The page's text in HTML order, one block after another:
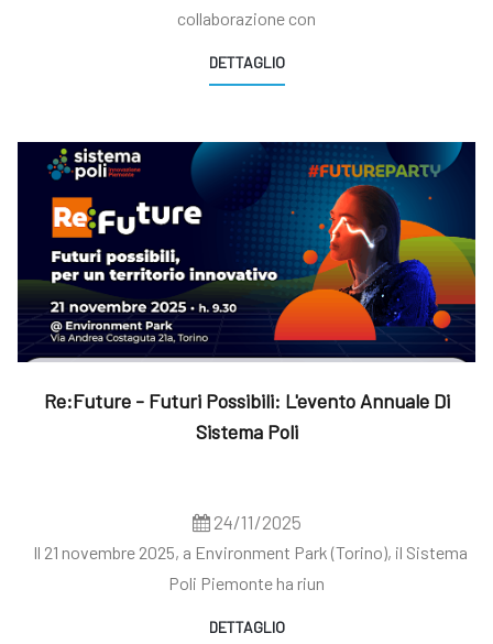
collaborazione con
DETTAGLIO
Re:Future - Futuri Possibili: L'evento Annuale Di
Sistema Poli
24/11/2025
Il 21 novembre 2025, a Environment Park (Torino), il Sistema
Poli Piemonte ha riun
DETTAGLIO